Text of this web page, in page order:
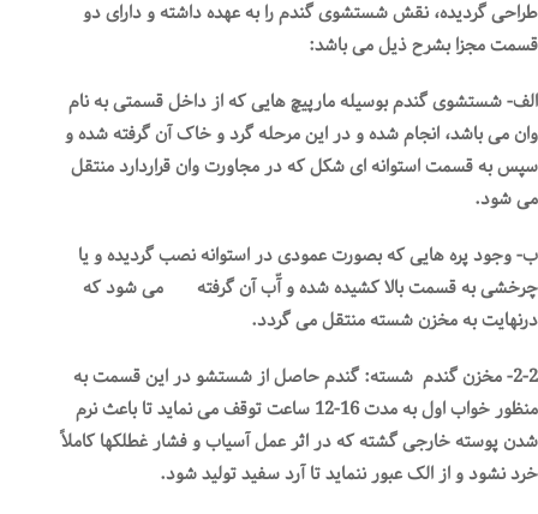
طراحی گردیده، نقش شستشوی گندم را به عهده داشته و دارای دو
قسمت مجزا بشرح ذیل می باشد:
الف- شستشوی گندم بوسیله مارپیچ هایی که از داخل قسمتی به نام
وان می باشد، انجام شده و در این مرحله گرد و خاک آن گرفته شده و
سپس به قسمت استوانه ای شکل که در مجاورت وان قراردارد منتقل
می شود.
ب- وجود پره هایی که بصورت عمودی در استوانه نصب گردیده و یا
چرخشی به قسمت بالا کشیده شده و آّب آن گرفته می شود که
درنهایت به مخزن شسته منتقل می گردد.
2-2- مخزن گندم شسته: گندم حاصل از شستشو در این قسمت به
منظور خواب اول به مدت 16-12 ساعت توقف می نماید تا باعث نرم
شدن پوسته خارجی گشته که در اثر عمل آسیاب و فشار غطلکها کاملاً
خرد نشود و از الک عبور ننماید تا آرد سفید تولید شود.